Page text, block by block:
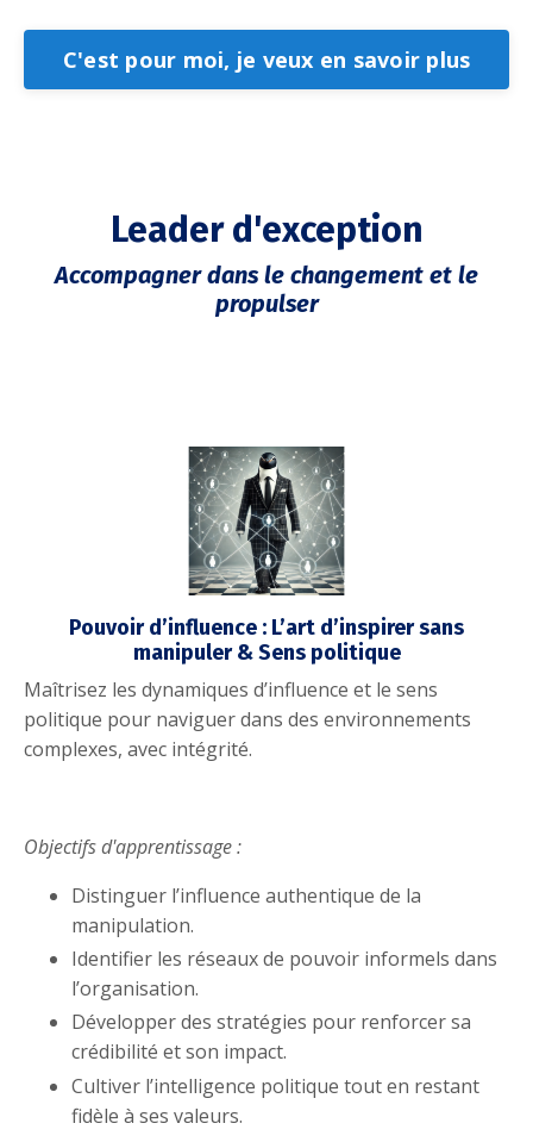
C'est pour moi, je veux en savoir plus
Leader d'exception
Accompagner dans le changement et le
propulser
Pouvoir d’influence : L’art d’inspirer sans
manipuler & Sens politique
Maîtrisez les dynamiques d’influence et le sens
politique pour naviguer dans des environnements
complexes, avec intégrité.
Objectifs d'apprentissage :
Distinguer l’influence authentique de la
manipulation.
Identifier les réseaux de pouvoir informels dans
l’organisation.
Développer des stratégies pour renforcer sa
crédibilité et son impact.
Cultiver l’intelligence politique tout en restant
fidèle à ses valeurs.